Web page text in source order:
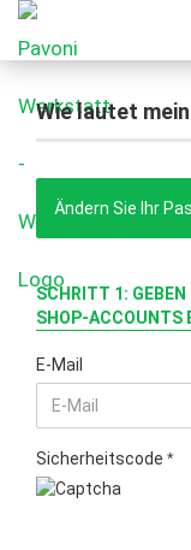
Wie lautet
Ändern Sie Ihr
SCHRITT 1:
SHOP-ACCOUNTS
E-Mail
Sicherheitscode